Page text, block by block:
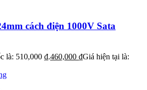
cách điện 1000V Sata
là: 510,000 ₫.460,000 ₫Giá hiện tại là: